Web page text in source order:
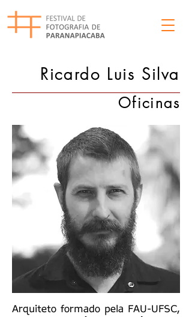
Ricardo Luis Silva
Oficinas
Arquiteto formado pela FAU-UFSC,